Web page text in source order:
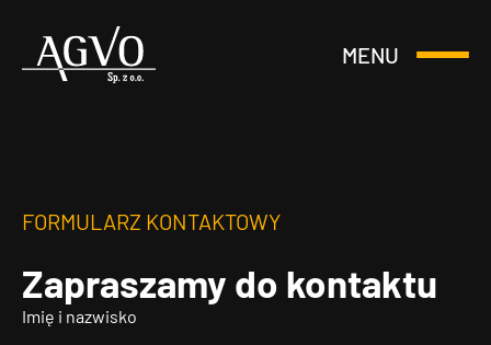
Header
MENU
Otwórz
FORMULARZ KONTAKTOWY
Zapraszamy do kontaktu